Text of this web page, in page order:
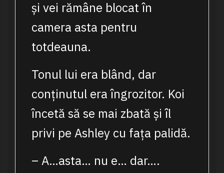
și vei rămâne blocat în
camera asta pentru
totdeauna.
Tonul lui era blând, dar
conținutul era îngrozitor. Koi
încetă să se mai zbată și îl
privi pe Ashley cu fața palidă.
– A…asta… nu e… dar….